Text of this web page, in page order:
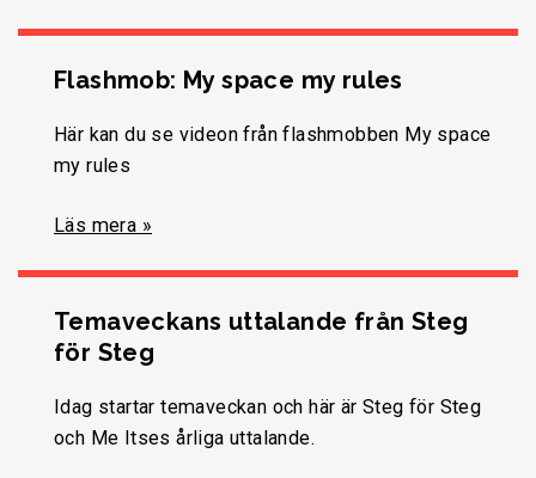
Flashmob: My space my rules
Här kan du se videon från flashmobben My space
my rules
Läs mera »
Temaveckans uttalande från Steg
för Steg
Idag startar temaveckan och här är Steg för Steg
och Me Itses årliga uttalande.